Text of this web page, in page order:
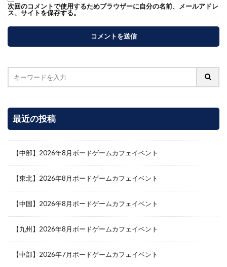
次回のコメントで使用するためブラウザーに自分の名前、メールアドレ
ス、サイトを保存する。
最近の投稿
【中部】2026年8月ボードゲームカフェイベント
【東北】2026年8月ボードゲームカフェイベント
【中国】2026年8月ボードゲームカフェイベント
【九州】2026年8月ボードゲームカフェイベント
【中部】2026年7月ボードゲームカフェイベント